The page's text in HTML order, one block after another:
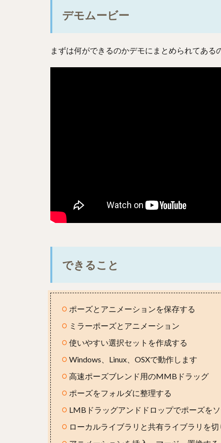
デモムービー
まずは何ができるのかデモにまとめられてある
できること
ポーズとアニメーションを保存する
ミラーポーズとアニメーション
使いやすい選択セットを作成する
Windows、Linux、OSXで動作します
高速ポーズブレンド用のMMBドラッグ
ポーズをフォルダに整理する
LMBドラッグアンドドロップでポーズをソ
ローカルライブラリと共有ライブラリを切